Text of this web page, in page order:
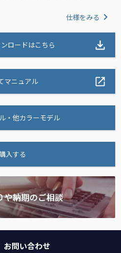
仕様をみる
ロードはこちら
マニュアル
・他カラーモデル
購入する
お問い合わせ